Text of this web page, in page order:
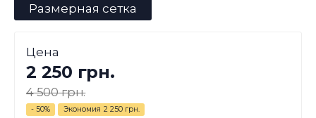
Размерная сетка
Цена
2 250 грн.
4 500 грн.
- 50% Экономия 2 250 грн.